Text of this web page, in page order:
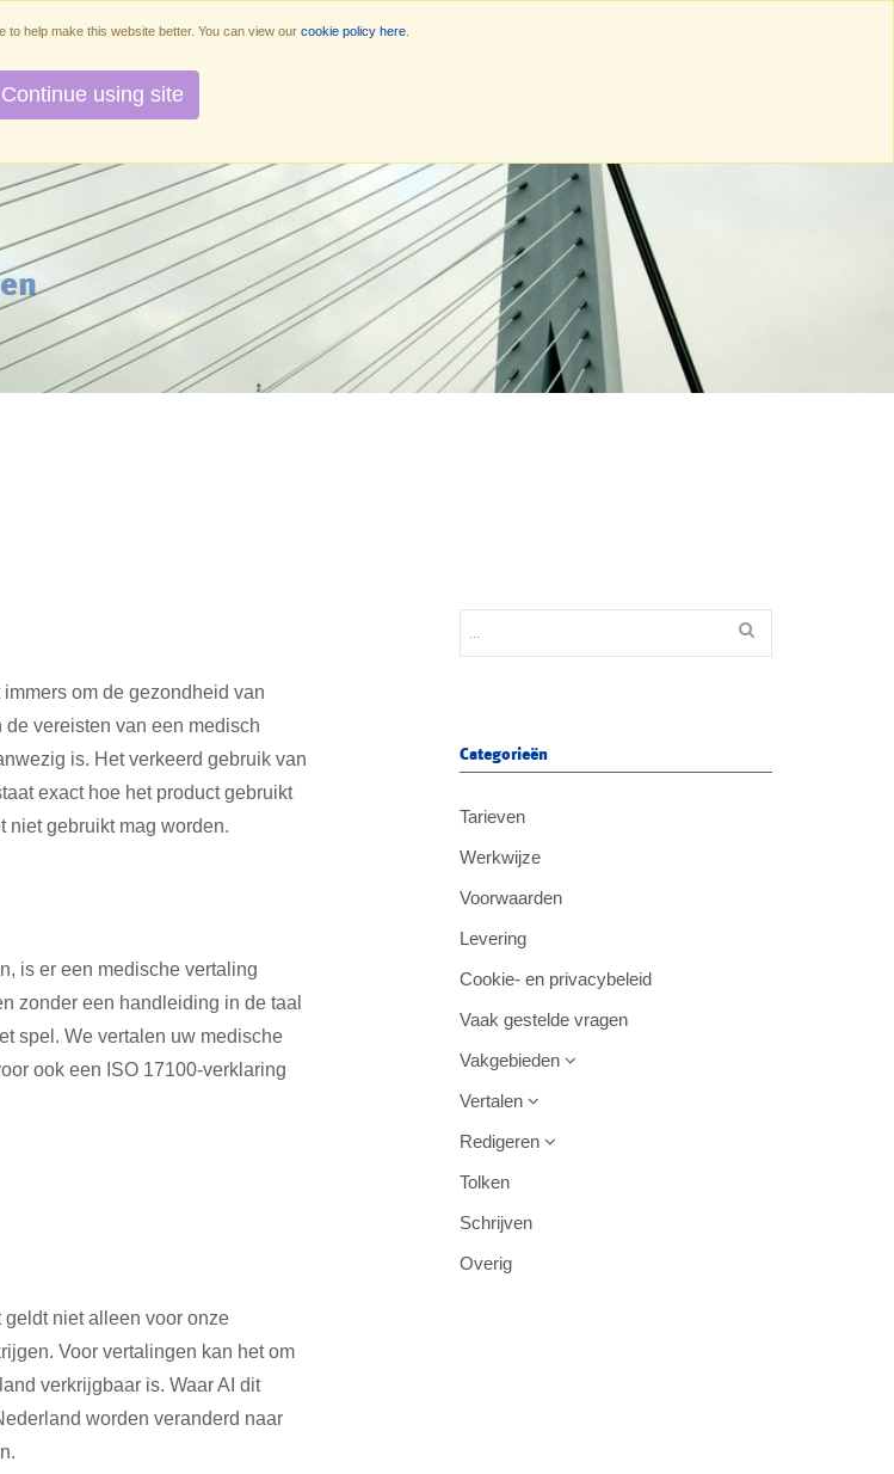
Over ons Organisatie
om de gezondheid van
de vereisten van een medisch
is. Het verkeerd gebruik van
exact hoe het product gebruikt
niet gebruikt mag worden.
is er een medische vertaling
zonder een handleiding in de taal
spel. We vertalen uw medische
ook een ISO 17100-verklaring
niet alleen voor onze
Voor vertalingen kan het om
verkrijgbaar is. Waar AI dit
worden veranderd naar
Categorieën
Tarieven
Werkwijze
Voorwaarden
Levering
Cookie- en privacybeleid
Vaak gestelde vragen
Vakgebieden
Vertalen
Redigeren
Tolken
Schrijven
Overig
help make this website better. You can view our cookie policy here
Continue using site